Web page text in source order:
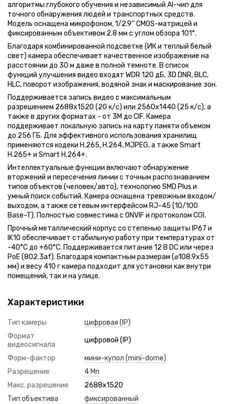
алгоритмы глубокого обучения и независимый AI-чип для
точного обнаружения людей и транспортных средств.
Модель оснащена микрофоном, 1/2.9'' CMOS-матрицей и
фиксированным объективом 2.8 мм с углом обзора 101°.
Благодаря комбинированной подсветке (ИК и теплый белый
свет) камера обеспечивает качественное изображение на
расстоянии до 30 м даже в полной темноте. В список
функций улучшения видео входят WDR 120 дБ, 3D DNR, BLC,
HLC, поворот изображения, водяной знак и маскирование зон.
Поддерживается запись видео с максимальным
разрешением 2688x1520 (20 к/с) или 2560x1440 (25 к/с), а
также в других форматах - от 3М до CIF. Камера
поддерживает локальную запись на карту памяти объемом
до 256 ГБ. Для эффективного использования хранилищ
применяются кодеки H.265, H.264, MJPEG, а также Smart
H.265+ и Smart H.264+.
Интеллектуальные функции включают обнаружение
вторжений и пересечения линии с точным распознаванием
типов объектов (человек/авто), технологию SMD Plus и
умный поиск событий. Камера оснащена тревожным входом/
выходом, а также сетевым интерфейсом RJ-45 (10/100
Base-T). Полностью совместима с ONVIF и протоколом CGI.
Прочный металлический корпус со степенью защиты IP67 и
IK10 обеспечивает стабильную работу при температурах от
-40°C до +60°C. Поддерживается питание 12 В DC или через
PoE (802.3af). Благодаря компактным размерам (⌀108.9x55
мм) и весу 410 г камера подходит для установки как внутри
помещений, так и на улице.
Характеристики
Тип камеры
цифровая (IP)
Формат
видеосигнала
цифровой (IP)
Форм-фактор
мини-купол (mini-dome)
Разрешение
4 Мп
Макс. разрешение
2688x1520
Тип объектива
фиксированный